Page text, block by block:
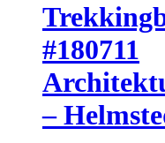
#180711
–